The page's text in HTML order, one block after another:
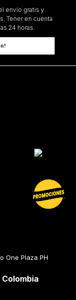
envío gratis y
Tener en cuenta
24 horas.
One Plaza PH